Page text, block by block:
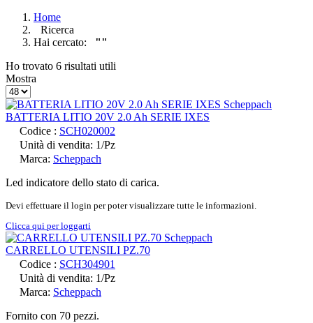
Home
Ricerca
Hai cercato: ""
Ho trovato 6 risultati utili
Mostra
BATTERIA LITIO 20V 2.0 Ah SERIE IXES
Codice : SCH020002
Unità di vendita: 1/Pz
Marca: Scheppach
Led indicatore dello stato di carica.
Devi effettuare il login per poter visualizzare tutte le informazioni.
Clicca qui per loggarti
CARRELLO UTENSILI PZ.70
Codice : SCH304901
Unità di vendita: 1/Pz
Marca: Scheppach
Fornito con 70 pezzi.